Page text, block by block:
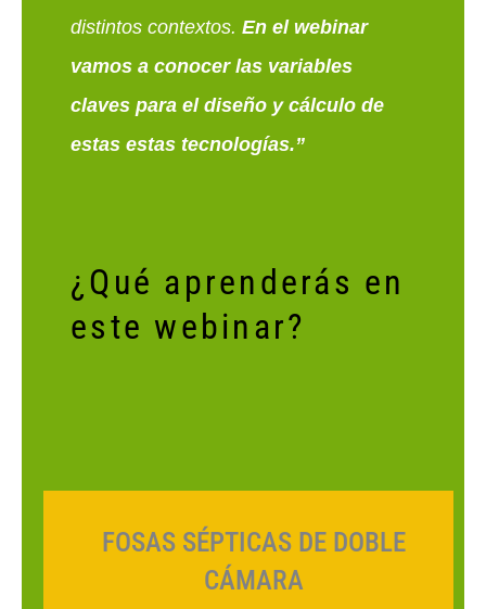
distintos contextos. En el webinar
vamos a conocer las variables
claves para el diseño y cálculo de
estas estas tecnologías.”
¿Qué aprenderás en
este webinar?
FOSAS SÉPTICAS DE DOBLE
CÁMARA